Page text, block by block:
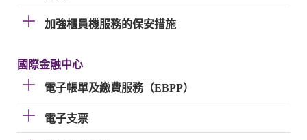
加強櫃員機服務的保安措施
國際金融中心
電子帳單及繳費服務（EBPP）
電子支票